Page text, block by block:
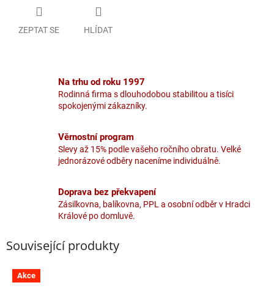
ZEPTAT SE HLÍDAT
Na trhu od roku 1997
Rodinná firma s dlouhodobou stabilitou a tisíci
spokojenými zákazníky.
Věrnostní program
Slevy až 15% podle vašeho ročního obratu. Velké
jednorázové odběry naceníme individuálně.
Doprava bez překvapení
Zásilkovna, balíkovna, PPL a osobní odběr v Hradci
Králové po domluvě.
Související produkty
Akce